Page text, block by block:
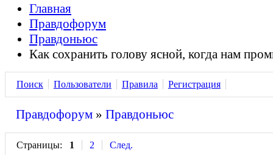
Главная
Правдофорум
Правдоньюс
Как сохранить голову ясной, когда нам
Поиск Пользователи Правила Регистрация
Правдофорум » Правдоньюс
Страницы: 1 2 След.